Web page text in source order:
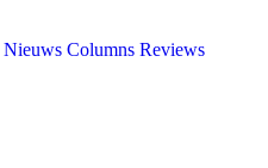
Nieuws Columns Reviews